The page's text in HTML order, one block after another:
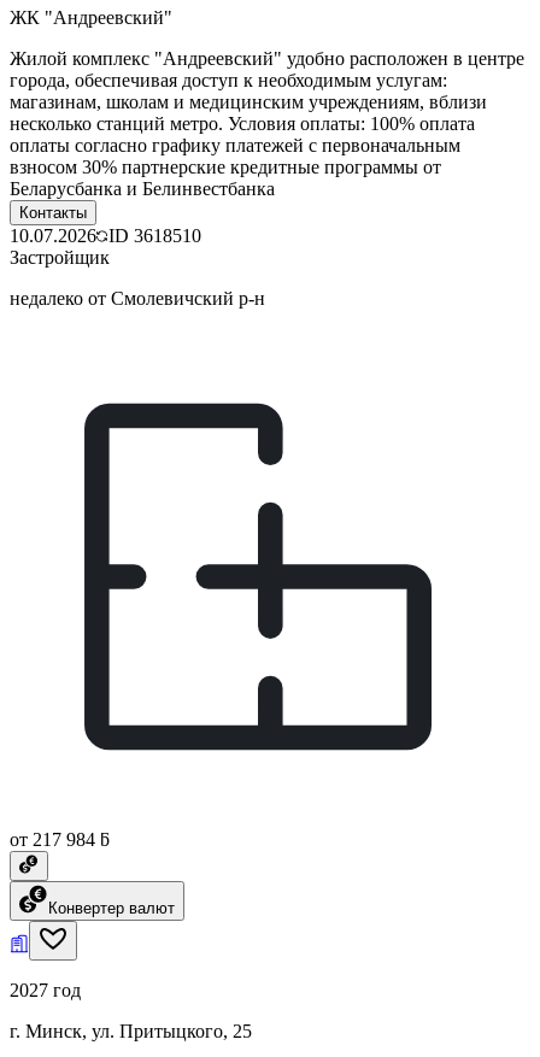
ЖК "Андреевский"
Жилой комплекс "Андреевский" удобно расположен в центре
города, обеспечивая доступ к необходимым услугам:
магазинам, школам и медицинским учреждениям, вблизи
несколько станций метро. Условия оплаты: 100% оплата
оплаты согласно графику платежей с первоначальным
взносом 30% партнерские кредитные программы от
Беларусбанка и Белинвестбанка
Контакты
10.07.2026 ID 3618510
Застройщик
недалеко от Смолевичский р-н
от 217 984 ƃ
Конвертер валют
2027 год
г. Минск, ул. Притыцкого, 25